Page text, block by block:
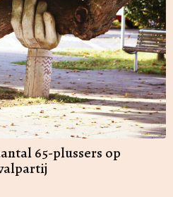
65-plussers op